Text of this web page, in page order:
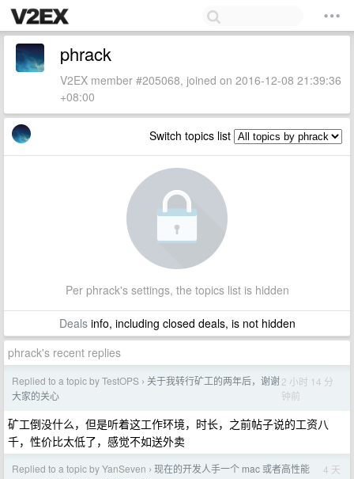
phrack
V2EX member #205068, joined on 2016-12-08 21:39:36
+08:00
Switch topics list
Per phrack's settings, the topics list is hidden
Dealsinfo, including closed deals, is not hidden
phrack's recent replies
Replied to a topic by TestOPS › 关于我转行矿工的两年后，谢谢
大家的关心
2 小时 14 分
钟前
矿工倒没什么，但是听着这工作环境，时长，之前帖子说的工资八
千，性价比太低了，感觉不如送外卖
Replied to a topic by YanSeven › 现在的开发人手一个 mac 或者高性能
4 天